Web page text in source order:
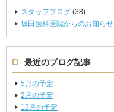
スタッフブログ (38)
坂田歯科医院からのお知らせ
最近のブログ記事
5月の予定
2月の予定
12月の予定